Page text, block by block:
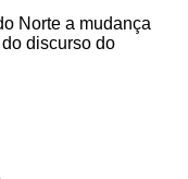
Norte a mudança
discurso do